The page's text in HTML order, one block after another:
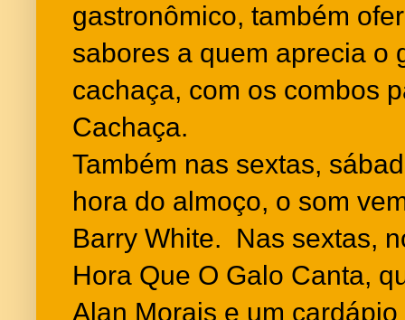
gastronômico, também
sabores a quem aprecia o
cachaça, com os combos
Cachaça.
Também nas sextas,
hora do almoço, o som
Barry White. Nas sextas,
Hora Que O Galo Canta,
Alan Morais e um